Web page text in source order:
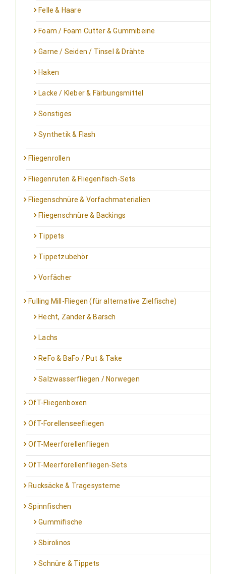
Felle & Haare
Foam / Foam Cutter & Gummibeine
Garne / Seiden / Tinsel & Drähte
Haken
Lacke / Kleber & Färbungsmittel
Sonstiges
Synthetik & Flash
Fliegenrollen
Fliegenruten & Fliegenfisch-Sets
Fliegenschnüre & Vorfachmaterialien
Fliegenschnüre & Backings
Tippets
Tippetzubehör
Vorfächer
Fulling Mill-Fliegen (für alternative Zielfische)
Hecht, Zander & Barsch
Lachs
ReFo & BaFo / Put & Take
Salzwasserfliegen / Norwegen
OfT-Fliegenboxen
OfT-Forellenseefliegen
OfT-Meerforellenfliegen
OfT-Meerforellenfliegen-Sets
Rucksäcke & Tragesysteme
Spinnfischen
Gummifische
Sbirolinos
Schnüre & Tippets